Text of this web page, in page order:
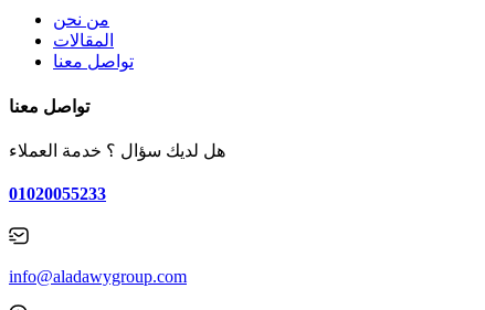
من نحن
المقالات
تواصل معنا
تواصل معنا
هل لديك سؤال ؟ خدمة العملاء
01020055233
info@aladawygroup.com